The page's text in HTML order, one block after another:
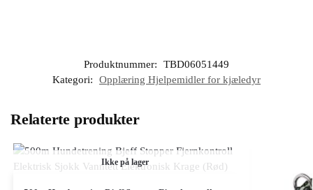
Produktnummer:
TBD06051449
Kategori:
Opplæring Hjelpemidler for kjæledyr
Relaterte produkter
Ikke på lager